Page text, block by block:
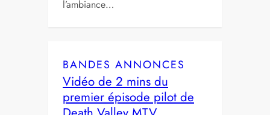
l’ambiance…
BANDES ANNONCES
Vidéo de 2 mins du
premier épisode pilot de